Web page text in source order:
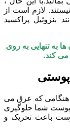
لازم است از
بنزوئیل پراکسید
ها به تنهایی به روی
کند.
که عرق می
پوست شما جلوگیری
باعث تحریک و